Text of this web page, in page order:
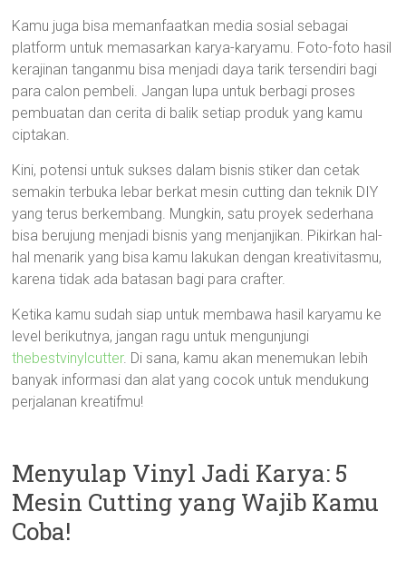
Kamu juga bisa memanfaatkan media sosial sebagai
platform untuk memasarkan karya-karyamu. Foto-foto hasil
kerajinan tanganmu bisa menjadi daya tarik tersendiri bagi
para calon pembeli. Jangan lupa untuk berbagi proses
pembuatan dan cerita di balik setiap produk yang kamu
ciptakan.
Kini, potensi untuk sukses dalam bisnis stiker dan cetak
semakin terbuka lebar berkat mesin cutting dan teknik DIY
yang terus berkembang. Mungkin, satu proyek sederhana
bisa berujung menjadi bisnis yang menjanjikan. Pikirkan hal-
hal menarik yang bisa kamu lakukan dengan kreativitasmu,
karena tidak ada batasan bagi para crafter.
Ketika kamu sudah siap untuk membawa hasil karyamu ke
level berikutnya, jangan ragu untuk mengunjungi
thebestvinylcutter. Di sana, kamu akan menemukan lebih
banyak informasi dan alat yang cocok untuk mendukung
perjalanan kreatifmu!
Menyulap Vinyl Jadi Karya: 5
Mesin Cutting yang Wajib Kamu
Coba!